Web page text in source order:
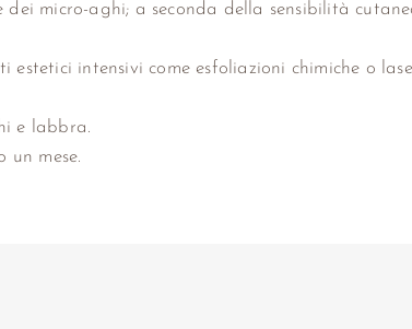
micro-aghi; a seconda della sensibilità
intensivi come esfoliazioni chimiche o
e labbra.
un mese.